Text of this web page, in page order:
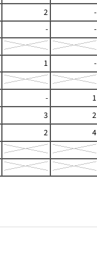
2 -
- -
1 -
- 1
3 2
2 4